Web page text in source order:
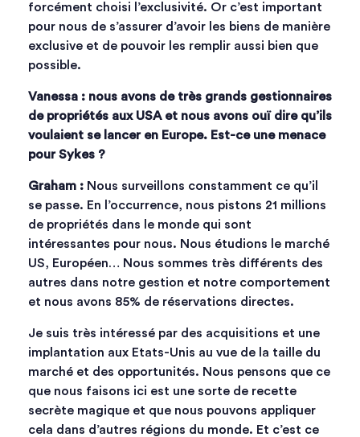
forcément choisi l’exclusivité. Or c’est important
pour nous de s’assurer d’avoir les biens de manière
exclusive et de pouvoir les remplir aussi bien que
possible.
Vanessa : nous avons de très grands gestionnaires
de propriétés aux USA et nous avons ouï dire qu’ils
voulaient se lancer en Europe. Est-ce une menace
pour Sykes ?
Graham : Nous surveillons constamment ce qu’il
se passe. En l’occurrence, nous pistons 21 millions
de propriétés dans le monde qui sont
intéressantes pour nous. Nous étudions le marché
US, Européen… Nous sommes très différents des
autres dans notre gestion et notre comportement
et nous avons 85% de réservations directes.
Je suis très intéressé par des acquisitions et une
implantation aux Etats-Unis au vue de la taille du
marché et des opportunités. Nous pensons que ce
que nous faisons ici est une sorte de recette
secrète magique et que nous pouvons appliquer
cela dans d’autres régions du monde. Et c’est ce